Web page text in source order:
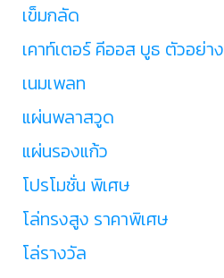
เข็มกลัด
เคาท์เตอร์ คีออส บูธ ตัวอย่าง
เนมเพลท
แผ่นพลาสวูด
แผ่นรองแก้ว
โปรโมชั่น พิเศษ
โล่ทรงสูง ราคาพิเศษ
โล่รางวัล